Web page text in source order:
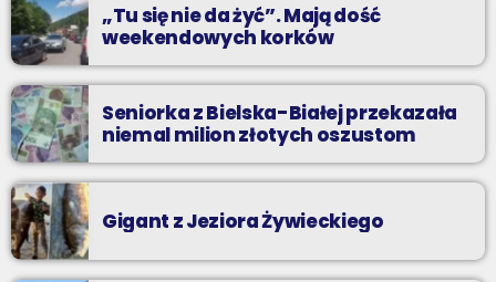
„Tu się nie da żyć”. Mają dość
weekendowych korków
Seniorka z Bielska-Białej przekazała
niemal milion złotych oszustom
Gigant z Jeziora Żywieckiego